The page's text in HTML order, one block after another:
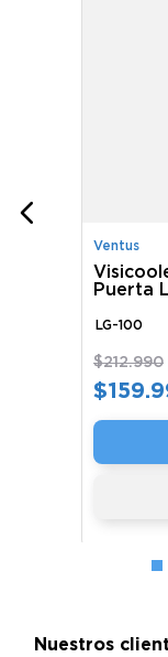
Ventus
Puerta
LG-100
$212.990
$159.
Nuestros